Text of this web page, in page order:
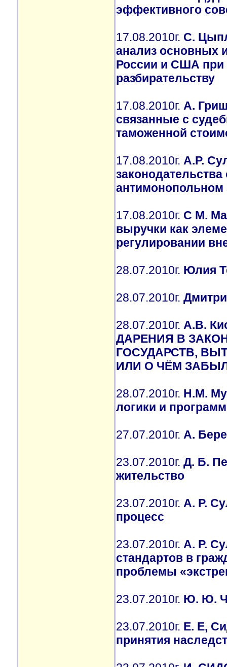
эффективного
17.08.2010г. С.
анализ основных
России и США при
разбирательству
17.08.2010г. А.
связанные с
таможенной
17.08.2010г. А.Р.
антимонопольном
17.08.2010г. С М.
выручки как
регулировании
28.07.2010г. Юлия
28.07.2010г.
28.07.2010г. А.В.
ДАРЕНИЯ В
ГОСУДАРСТВ,
ИЛИ О ЧЁМ
28.07.2010г. Н.М.
логики и
27.07.2010г. А.
23.07.2010г. Д. Б.
жительство
23.07.2010г. А. Р.
процесс
23.07.2010г. А. Р.
стандартов в
проблемы
23.07.2010г. Ю. Ю.
23.07.2010г. Е. Е,
принятия